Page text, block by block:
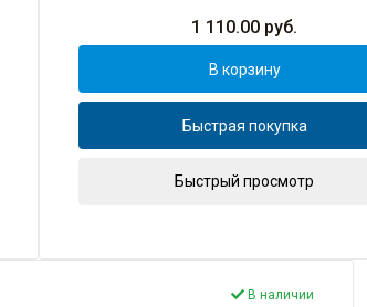
1 110.00 руб.
В корзину
Быстрая покупка
Быстрый просмотр
В наличии